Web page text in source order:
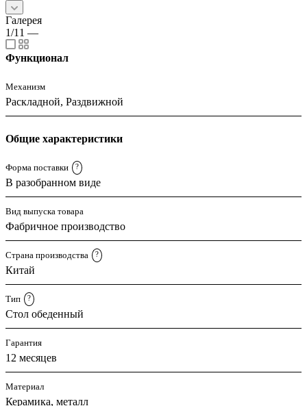
Галерея
1/11 —
Функционал
Механизм
Раскладной, Раздвижной
Общие характеристики
Форма поставки ?
В разобранном виде
Вид выпуска товара
Фабричное производство
Страна производства ?
Китай
Тип ?
Стол обеденный
Гарантия
12 месяцев
Материал
Керамика, металл